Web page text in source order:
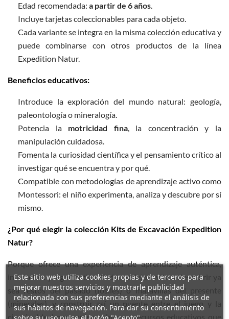
Edad recomendada: a partir de 6 años.
Incluye tarjetas coleccionables para cada objeto.
Cada variante se integra en la misma colección educativa y
puede combinarse con otros productos de la línea
Expedition Natur.
Beneficios educativos:
Introduce la exploración del mundo natural: geología,
paleontología o mineralogía.
Potencia la motricidad fina, la concentración y la
manipulación cuidadosa.
Fomenta la curiosidad científica y el pensamiento crítico al
investigar qué se encuentra y por qué.
Compatible con metodologías de aprendizaje activo como
Montessori: el niño experimenta, analiza y descubre por sí
mismo.
¿Por qué elegir la colección Kits de Excavación Expedition
Natur?
Porque ofrece una experiencia de aprendizaje auténtica,
interactiva y significativa. Cada modelo invita a descubrir ya
sea restos del pasado (fósiles) o maravillas del presente
(minerales), y construir así un puente entre el juego y la
ciencia. Ideal para quienes buscan recursos educativos que
Este sitio web utiliza cookies propias y de terceros para
mejorar nuestros servicios y mostrarle publicidad
relacionada con sus preferencias mediante el análisis de
sus hábitos de navegación. Para dar su consentimiento